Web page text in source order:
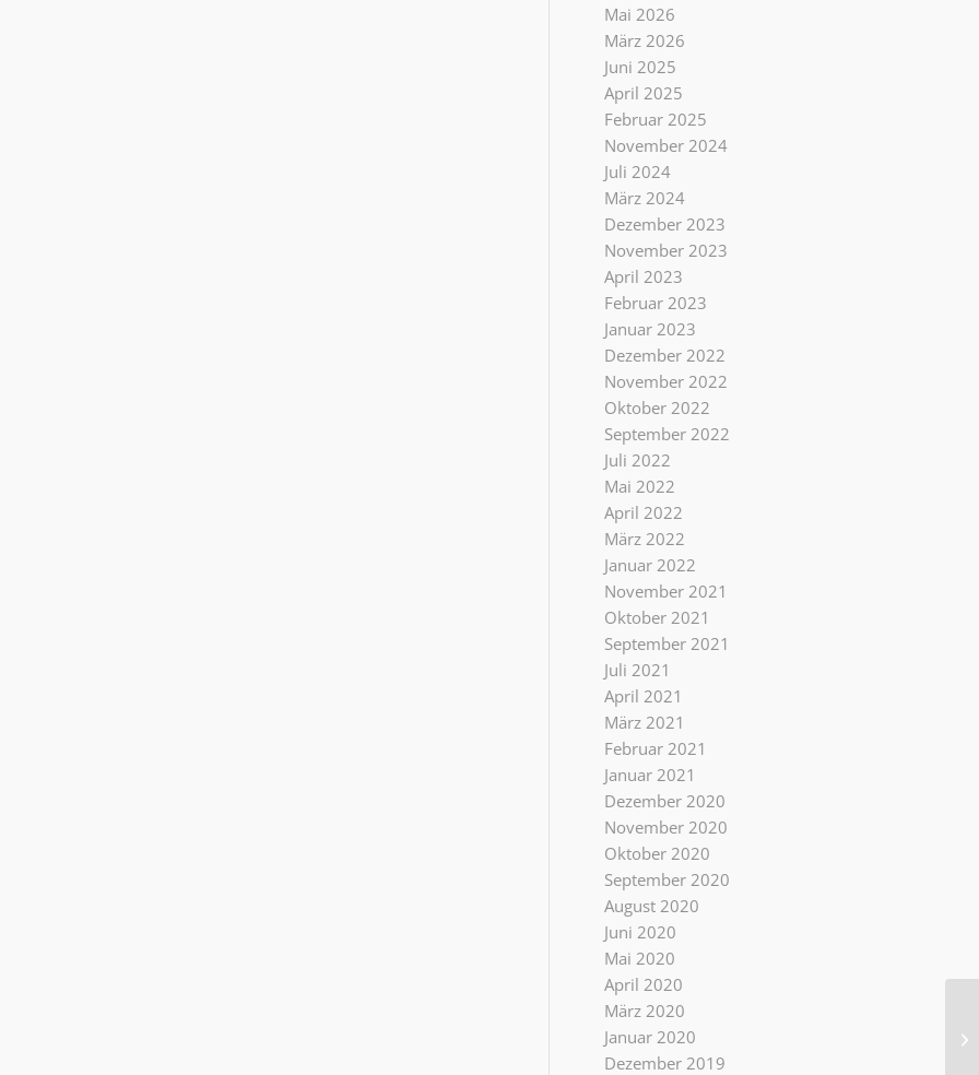
Mai 2026
März 2026
Juni 2025
April 2025
Februar 2025
November 2024
Juli 2024
März 2024
Dezember 2023
November 2023
April 2023
Februar 2023
Januar 2023
Dezember 2022
November 2022
Oktober 2022
September 2022
Juli 2022
Mai 2022
April 2022
März 2022
Januar 2022
November 2021
Oktober 2021
September 2021
Juli 2021
April 2021
März 2021
Februar 2021
Januar 2021
Dezember 2020
November 2020
Oktober 2020
September 2020
August 2020
Juni 2020
Mai 2020
April 2020
März 2020
Januar 2020
Dezember 2019